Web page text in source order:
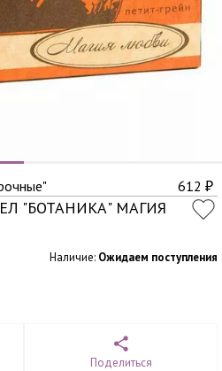
612 ₽
"БОТАНИКА" МАГИЯ
Наличие: Ожидаем поступления
Поделиться